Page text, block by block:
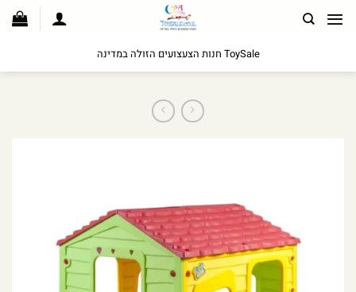
לתוכן
ToySale חנות הצעצועים הזולה במדינה